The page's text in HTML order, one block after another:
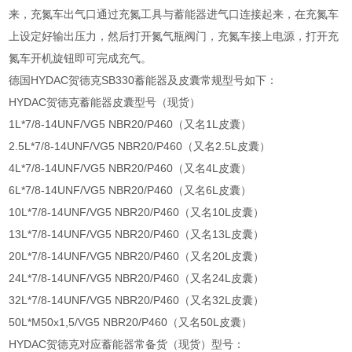
来，充氮车出气口通过充氮工具与蓄能器进气口连接起来，在充氮车
上设定好输出压力，然后打开氮气瓶阀门，充氮车接上电源，打开充
氮车开机旋钮即可完成充气。
德国HYDAC贺德克SB330蓄能器及皮囊常规型号如下：
HYDAC贺德克蓄能器皮囊型号（现货）
1L*7/8-14UNF/VG5 NBR20/P460（又名1L皮囊）
2.5L*7/8-14UNF/VG5 NBR20/P460（又名2.5L皮囊）
4L*7/8-14UNF/VG5 NBR20/P460（又名4L皮囊）
6L*7/8-14UNF/VG5 NBR20/P460（又名6L皮囊）
10L*7/8-14UNF/VG5 NBR20/P460（又名10L皮囊）
13L*7/8-14UNF/VG5 NBR20/P460（又名13L皮囊）
20L*7/8-14UNF/VG5 NBR20/P460（又名20L皮囊）
24L*7/8-14UNF/VG5 NBR20/P460（又名24L皮囊）
32L*7/8-14UNF/VG5 NBR20/P460（又名32L皮囊）
50L*M50x1,5/VG5 NBR20/P460（又名50L皮囊）
HYDAC贺德克对应蓄能器常备货（现货）型号：